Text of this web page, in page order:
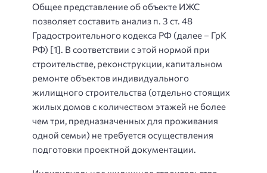
Общее представление об объекте ИЖС
позволяет составить анализ п. 3 ст. 48
Градостроительного кодекса РФ (далее – ГрК
РФ) [1]. В соответствии с этой нормой при
строительстве, реконструкции, капитальном
ремонте объектов индивидуального
жилищного строительства (отдельно стоящих
жилых домов с количеством этажей не более
чем три, предназначенных для проживания
одной семьи) не требуется осуществления
подготовки проектной документации.